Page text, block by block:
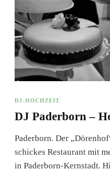
DJ-HOCHZEIT
DJ Paderborn –
Paderborn. Der
schickes Restaurant mit
in Paderborn-Kernstadt.